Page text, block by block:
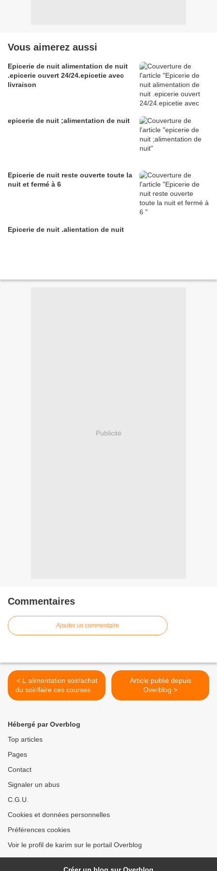
Vous aimerez aussi
Epicerie de nuit alimentation de nuit
.epicerie ouvert 24/24.epicetie avec
livraison
epicerie de nuit ;alimentation de nuit
Epicerie de nuit reste ouverte toute la
nuit et fermé à 6
Epicerie de nuit .alientation de nuit
Publicité
Commentaires
Ajouter un commentaire
< L alimentation soir/achat
du soir/faire ces courses le
soir
Article publié depuis
Overblog >
Hébergé par Overblog
Top articles
Pages
Contact
Signaler un abus
C.G.U.
Cookies et données personnelles
Préférences cookies
Voir le profil de karim sur le portail Overblog